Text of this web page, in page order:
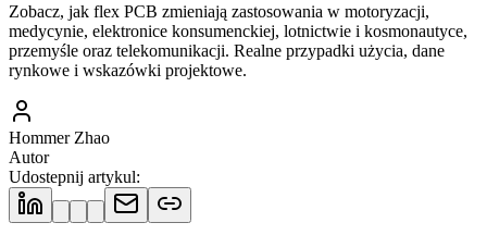
Zobacz, jak flex PCB zmieniają zastosowania w motoryzacji,
medycynie, elektronice konsumenckiej, lotnictwie i kosmonautyce,
przemyśle oraz telekomunikacji. Realne przypadki użycia, dane
rynkowe i wskazówki projektowe.
Hommer Zhao
Autor
Udostepnij artykul: